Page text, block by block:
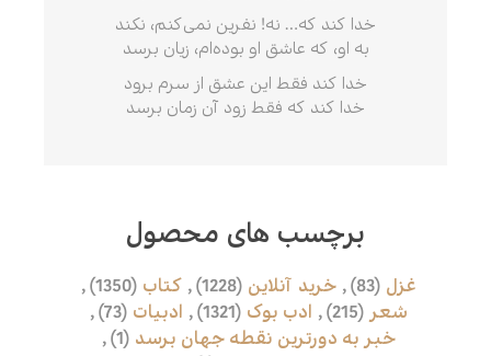
خدا کند که‌… نه‌! نفرین نمی‌کنم‌، نکند
به او، که عاشق او بوده‌ام‌، زیان برسد
خدا کند فقط این عشق از سرم برود
خدا کند که فقط زود آن زمان برسد
برچسب های محصول
غزل (83)
, خرید آنلاین (1228)
, کتاب (1350)
,
شعر (215)
, ادب بوک (1321)
, ادبیات (73)
,
خبر به دورترین نقطه جهان برسد (1)
,